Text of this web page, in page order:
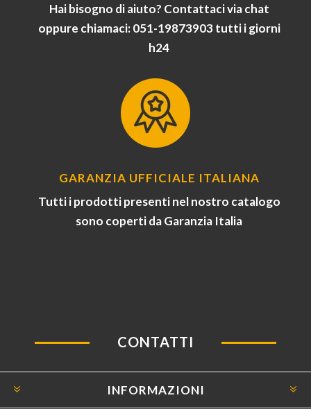
Hai bisogno di aiuto? Contattaci via chat
oppure chiamaci: 051-19873903 tutti i giorni
h24
GARANZIA UFFICIALE ITALIANA
Tutti i prodotti presenti nel nostro catalogo
sono coperti da Garanzia Italia
CONTATTI
INFORMAZIONI